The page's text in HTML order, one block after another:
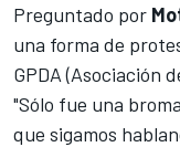
Preguntado por
una forma de
GPDA (Asociación
"Sólo fue una
que sigamos